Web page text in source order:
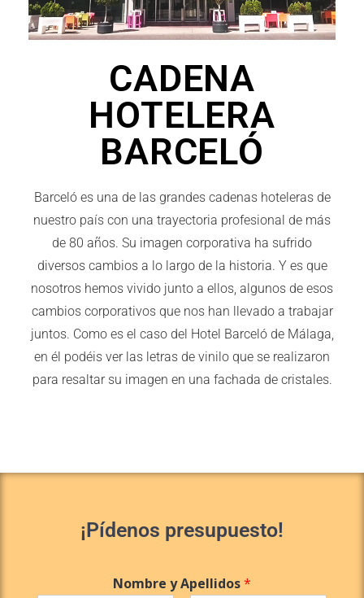
CADENA
HOTELERA
BARCELÓ
Barceló es una de las grandes cadenas hoteleras de
nuestro país con una trayectoria profesional de más
de 80 años. Su imagen corporativa ha sufrido
diversos cambios a lo largo de la historia. Y es que
nosotros hemos vivido junto a ellos, algunos de esos
cambios corporativos que nos han llevado a trabajar
juntos. Como es el caso del Hotel Barceló de Málaga,
en él podéis ver las letras de vinilo que se realizaron
para resaltar su imagen en una fachada de cristales.
¡Pídenos presupuesto!
Nombre y Apellidos*